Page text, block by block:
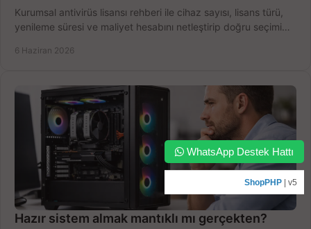
Kurumsal antivirüs lisansı rehberi ile cihaz sayısı, lisans türü,
yenileme süresi ve maliyet hesabını netleştirip doğru seçimi
6 Haziran 2026
Hazır sistem almak mantıklı mı gerçekten?
WhatsApp Destek Hattı
ShopPHP | v5